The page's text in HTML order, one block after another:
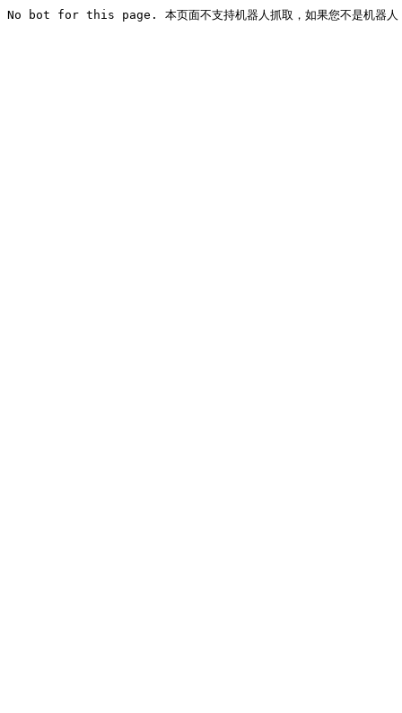
No bot for this page. 本页面不支持机器人抓取，如果您不是机器人，